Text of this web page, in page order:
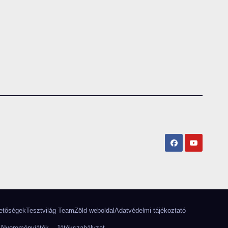
Tesztvilág TeamZöld weboldalAdatvédelmi tájékoztató